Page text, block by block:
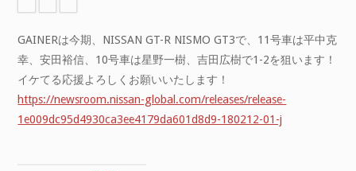
GAINERは今期、NISSAN GT-R NISMO GT3で、11号車は平中克
幸、安田裕信、10号車は星野一樹、吉田広樹で1-2を狙います！
イケてる応援よろしくお願いいたします！
https://newsroom.nissan-global.com/releases/release-
1e009dc95d4930ca3ee4179da601d8d9-180212-01-j